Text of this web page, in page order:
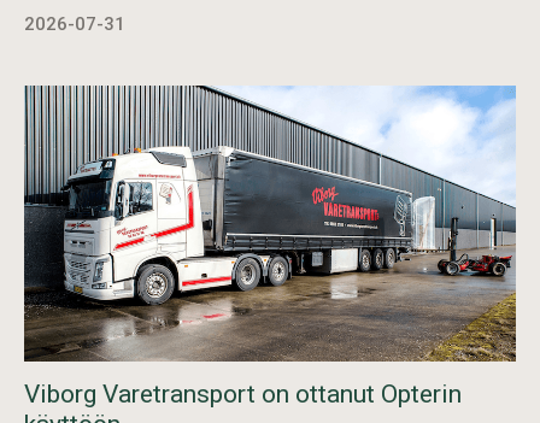
2026-07-31
Viborg Varetransport on ottanut Opterin